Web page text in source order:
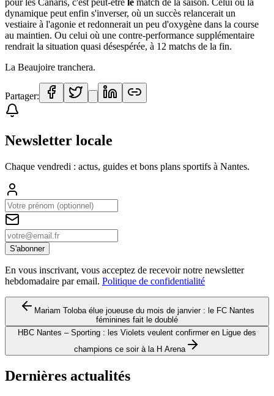
pour les Canaris, c'est peut-être le match de la saison. Celui où la
dynamique peut enfin s'inverser, où un succès relancerait un
vestiaire à l'agonie et redonnerait un peu d'oxygène dans la course
au maintien. Ou celui où une contre-performance supplémentaire
rendrait la situation quasi désespérée, à 12 matchs de la fin.
La Beaujoire tranchera.
Partager:
Newsletter locale
Chaque vendredi : actus, guides et bons plans sportifs à Nantes.
S'abonner
En vous inscrivant, vous acceptez de recevoir notre newsletter
hebdomadaire par email. Politique de confidentialité
Mariam Toloba élue joueuse du mois de janvier : le FC Nantes
féminines fait le doublé
HBC Nantes – Sporting : les Violets veulent confirmer en Ligue des
champions ce soir à la H Arena
Dernières actualités